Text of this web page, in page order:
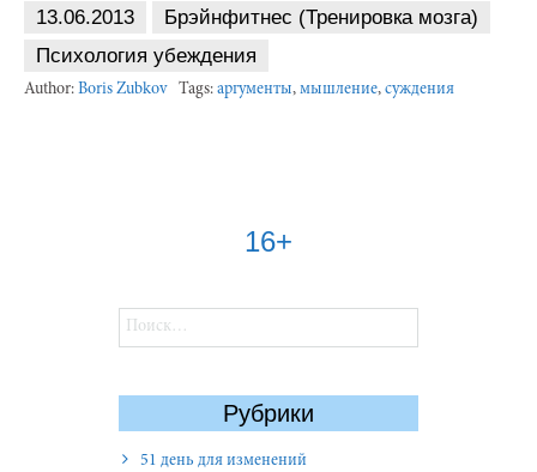
13.06.2013
Брэйнфитнес (Тренировка мозга)
Психология убеждения
Author: Boris Zubkov Tags: аргументы, мышление, суждения
16+
Найти:
Рубрики
51 день для изменений